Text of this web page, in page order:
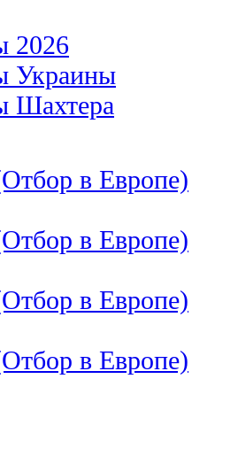
2026
Украины
Шахтера
в Европе)
в Европе)
в Европе)
в Европе)